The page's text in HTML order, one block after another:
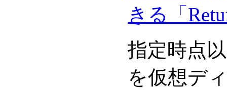
きる「
指定時点
を仮想デ